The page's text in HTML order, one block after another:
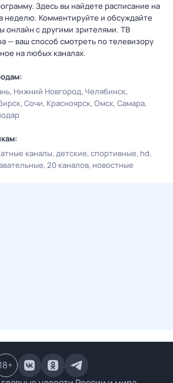
Здесь вы найдете расписание на
неделю. Комментируйте и обсуждайте
онлайн с другими зрителями. ТВ
— ваш способ смотреть по телевизору
на любых каналах.
Нижний Новгород Челябинск
Сочи Красноярск Омск Самара
каналы детские спортивные hd
20 каналов новостные
18+